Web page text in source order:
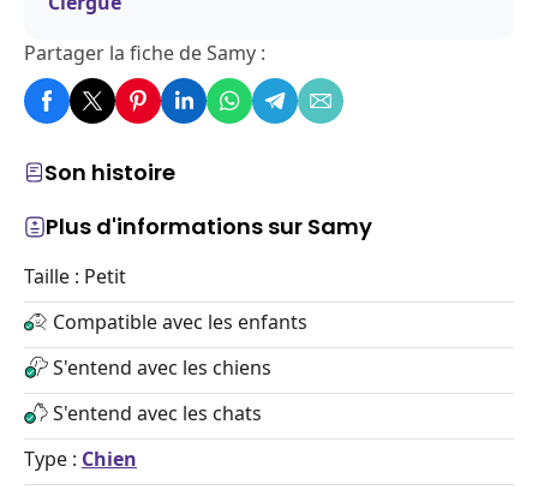
Son histoire
Plus d'informations sur Samy
Taille : Petit
Compatible avec les enfants
S'entend avec les chiens
S'entend avec les chats
Type : Chien
Partager la fiche de Samy :